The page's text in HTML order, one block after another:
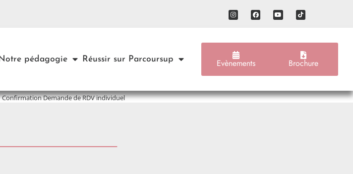
Notre pédagogie Réussir sur Parcoursup Evènements Brochure
Confirmation Demande de RDV individuel